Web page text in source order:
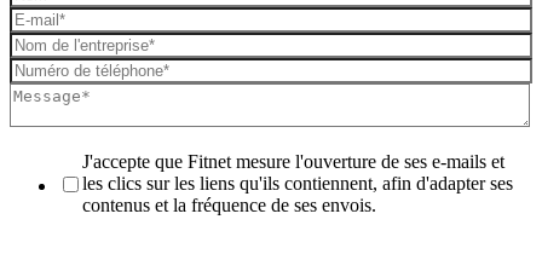
J'accepte que Fitnet mesure l'ouverture de ses e-mails et
les clics sur les liens qu'ils contiennent, afin d'adapter ses
contenus et la fréquence de ses envois.